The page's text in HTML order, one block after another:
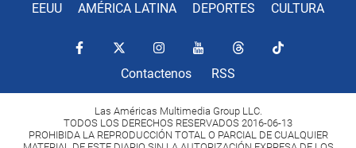
EEUU AMÉRICA LATINA DEPORTES CULTURA
Contactenos RSS
Las Américas Multimedia Group LLC.
TODOS LOS DERECHOS RESERVADOS 2016-06-13
PROHIBIDA LA REPRODUCCIÓN TOTAL O PARCIAL DE CUALQUIER